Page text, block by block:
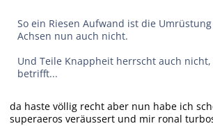
So ein Riesen Aufwand ist die
Achsen nun auch nicht.
Und Teile Knappheit herrscht auch nicht,
betrifft...
da haste völlig recht aber nun habe ich
superaeros veräussert und mir ronal